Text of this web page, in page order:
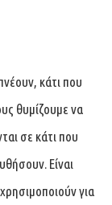
κάτι που
θυμίζουμε να
σε κάτι που
Είναι
για